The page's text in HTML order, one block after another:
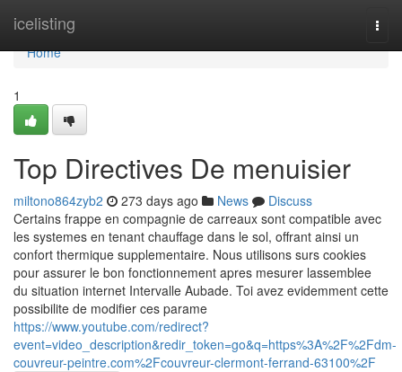
icelisting
Home
Home
1
Top Directives De menuisier
miltono864zyb2 273 days ago News
Discuss
Certains frappe en compagnie de carreaux sont compatible avec
les systemes en tenant chauffage dans le sol, offrant ainsi un
confort thermique supplementaire. Nous utilisons surs cookies
pour assurer le bon fonctionnement apres mesurer lassemblee
du situation internet Intervalle Aubade. Toi avez evidemment cette
possibilite de modifier ces parame
https://www.youtube.com/redirect?
event=video_description&redir_token=go&q=https%3A%2F%2Fdm-
couvreur-peintre.com%2Fcouvreur-clermont-ferrand-63100%2F